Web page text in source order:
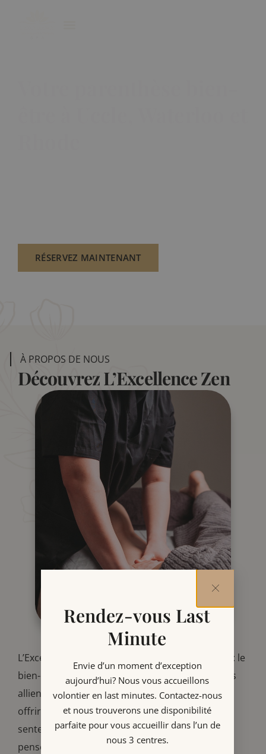
RÉSERVEZ MAINTENANT
À PROPOS DE NOUS
Découvrez L’Excellence Zen
L’Excellence Zen est née d’une conviction simple: le
bien-être doit être un art de vivre. Nos praticiens
allient expertise, écoute et douceur pour vous
offrir des soins sur mesure. Chaque détail – des
senteurs délicates à l’accueil chaleureux – a été
pensé pour transformer votre visite en une
Rendez-vous Last
Minute
Envie d’un moment d’exception
aujourd’hui? Nous vous accueillons
volontier en last minutes. Contactez-nous
et nous trouverons une disponibilité
parfaite pour vous accueillirdans l’un de
nous 3 centres.